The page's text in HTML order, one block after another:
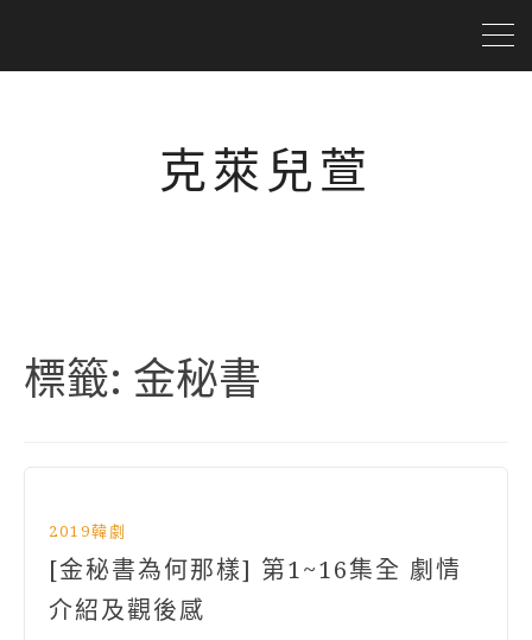
克萊兒萱
標籤: 金秘書
2019韓劇
[金秘書為何那樣] 第1~16集全 劇情
介紹及觀後感